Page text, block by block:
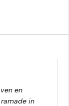
en
in